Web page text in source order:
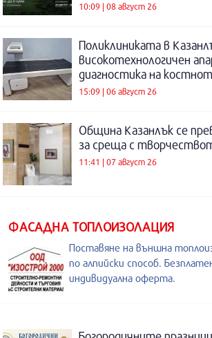
10:09 | 08 август 26
Поликлиниката в
високотехнологичен
диагностика на
15:09 | 06 август 26
Община Казанлък се
за среща с
11:41 | 07 август 26
ФАСАДНА ТОПЛОИЗОЛАЦИЯ
Поставяне на външна
по алпийски способ.
индивидуална оферта.